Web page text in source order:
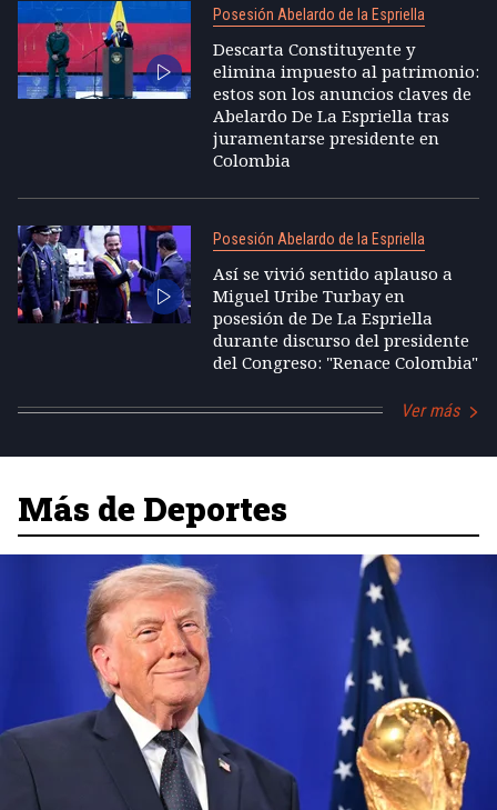
Posesión Abelardo de la Espriella
Descarta Constituyente y
elimina impuesto al patrimonio:
estos son los anuncios claves de
Abelardo De La Espriella tras
juramentarse presidente en
Colombia
Posesión Abelardo de la Espriella
Así se vivió sentido aplauso a
Miguel Uribe Turbay en
posesión de De La Espriella
durante discurso del presidente
del Congreso: "Renace Colombia"
Ver más
Más de Deportes